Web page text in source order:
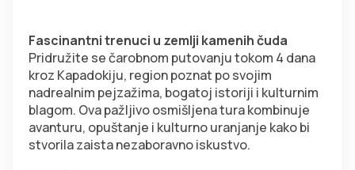
Fascinantni trenuci u zemlji kamenih čuda
Pridružite se čarobnom putovanju tokom 4 dana
kroz Kapadokiju, region poznat po svojim
nadrealnim pejzažima, bogatoj istoriji i kulturnim
blagom. Ova pažljivo osmišljena tura kombinuje
avanturu, opuštanje i kulturno uranjanje kako bi
stvorila zaista nezaboravno iskustvo.